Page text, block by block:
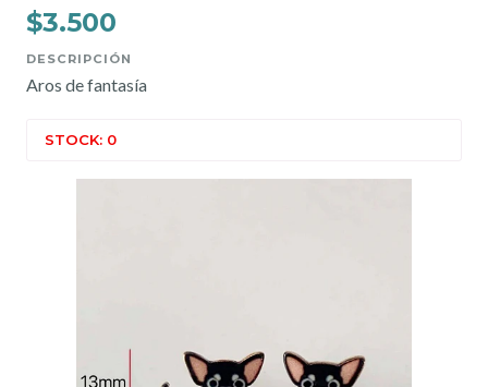
$3.500
DESCRIPCIÓN
Aros de fantasía
STOCK: 0